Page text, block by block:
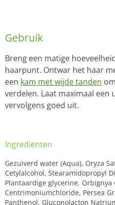
Gebruik
Breng een matige
haarpunt. Ontwar het haar
een kam met wijde tanden
verdelen. Laat maximaal een
vervolgens goed uit.
Ingrediënten
Gezuiverd water (Aqua), Oryza
Cetylalcohol, Stearamidopropyl
Plantaardige glycerine, Orbignya
Centrimoniumchloride, Persea
Panthenol, Gluconolacton